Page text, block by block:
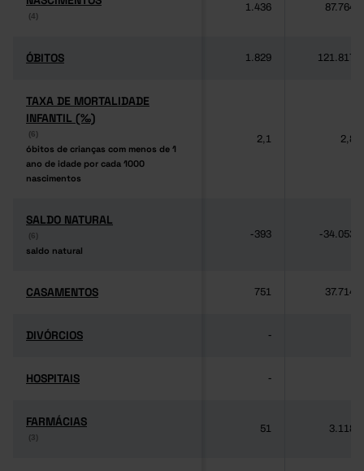
(4)
(4)
1.436 87.764
ÓBITOS
ÓBITOS 1.829 121.817
TAXA DE MORTALIDADE
INFANTIL (‰)
(6)
óbitos de crianças com menos de 1
ano de idade por cada 1000
nascimentos
TAXA DE MORTALIDADE
INFANTIL (‰)
(6)
óbitos de crianças com menos de 1
ano de idade por cada 1000
nascimentos
2,1 2,8
SALDO NATURAL
(6)
saldo natural
SALDO NATURAL
(6)
saldo natural
-393 -34.053
CASAMENTOS
CASAMENTOS 751 37.714
DIVÓRCIOS
DIVÓRCIOS -
HOSPITAIS
HOSPITAIS -
FARMÁCIAS
(3)
FARMÁCIAS
(3)
51 3.118